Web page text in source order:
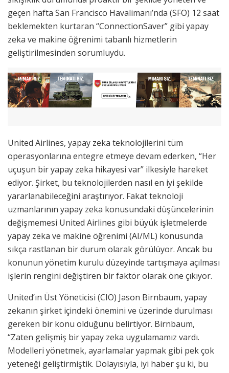
geçen hafta San Francisco Havalimanı’nda (SFO) 12 saat
beklemekten kurtaran “ConnectionSaver” gibi yapay
zeka ve makine öğrenimi tabanlı hizmetlerin
geliştirilmesinden sorumluydu.
United Airlines, yapay zeka teknolojilerini tüm
operasyonlarına entegre etmeye devam ederken, “Her
uçuşun bir yapay zeka hikayesi var” ilkesiyle hareket
ediyor. Şirket, bu teknolojilerden nasıl en iyi şekilde
yararlanabileceğini araştırıyor. Fakat teknoloji
uzmanlarının yapay zeka konusundaki düşüncelerinin
değişmemesi United Airlines gibi büyük işletmelerde
yapay zeka ve makine öğrenimi (AI/ML) konusunda
sıkça rastlanan bir durum olarak görülüyor. Ancak bu
konunun yönetim kurulu düzeyinde tartışmaya açılması
işlerin rengini değiştiren bir faktör olarak öne çıkıyor.
United’ın Üst Yöneticisi (CIO) Jason Birnbaum, yapay
zekanın şirket içindeki önemini ve üzerinde durulması
gereken bir konu olduğunu belirtiyor. Birnbaum,
“Zaten gelişmiş bir yapay zeka uygulamamız vardı.
Modelleri yönetmek, ayarlamalar yapmak gibi pek çok
yeteneği geliştirmiştik. Dolayısıyla, iyi haber şu ki, bu